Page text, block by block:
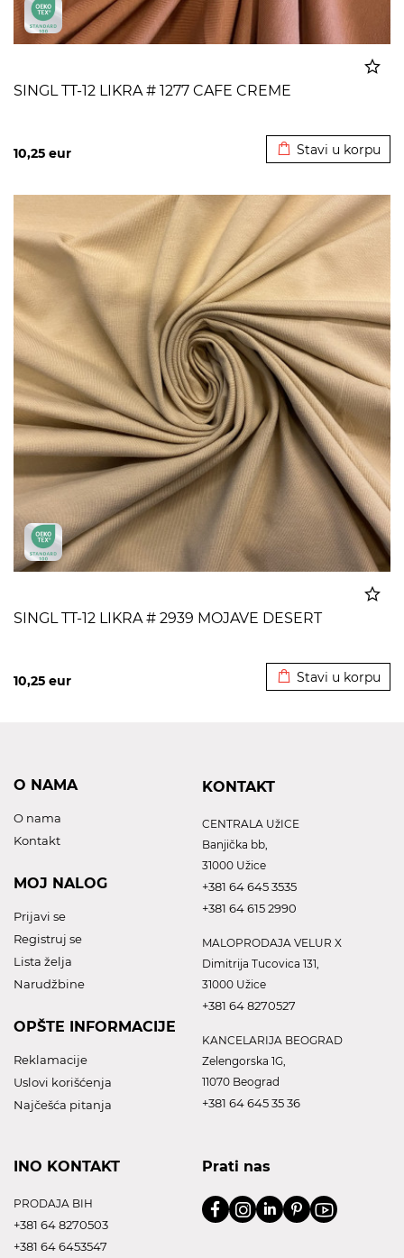
SINGL TT-12 LIKRA # 1277 CAFE CREME
10,25 eur Stavi u korpu
SINGL TT-12 LIKRA # 2939 MOJAVE DESERT
10,25 eur Stavi u korpu
O NAMA
O nama
Kontakt
MOJ NALOG
Prijavi se
Registruj se
Lista želja
Narudžbine
OPŠTE INFORMACIJE
Reklamacije
Uslovi korišćenja
Najčešća pitanja
KONTAKT
CENTRALA UžICE
Banjička bb,
31000 Užice
+381 64 645 3535
+381 64 615 2990
MALOPRODAJA VELUR X
Dimitrija Tucovica 131,
31000 Užice
+381 64 8270527
KANCELARIJA BEOGRAD
Zelengorska 1G,
11070 Beograd
+381 64 645 35 36
INO KONTAKT
PRODAJA BIH
+381 64 8270503
+381 64 6453547
Prati nas